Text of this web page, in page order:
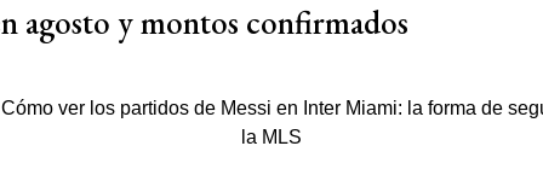
agosto y montos confirmados